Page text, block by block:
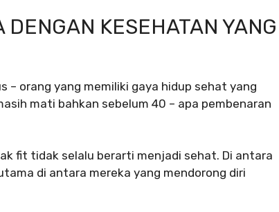
KESEHATAN YANG
orang yang memiliki gaya hidup sehat yang
mati bahkan sebelum 40 – apa pembenaran
fit tidak selalu berarti menjadi sehat. Di antara
di antara mereka yang mendorong diri